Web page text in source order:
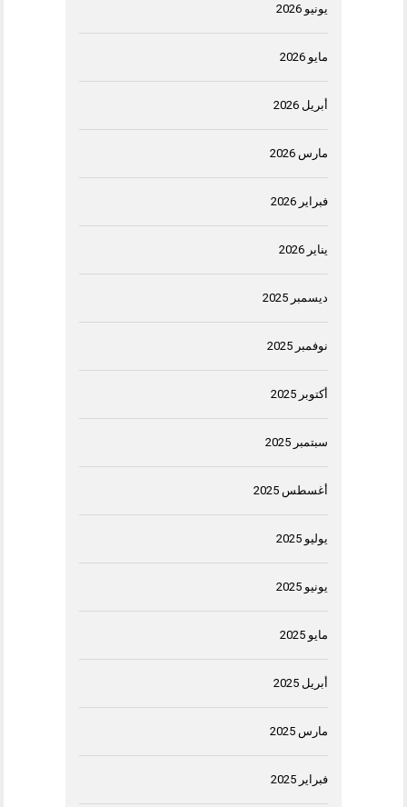
يونيو 2026
مايو 2026
أبريل 2026
مارس 2026
فبراير 2026
يناير 2026
ديسمبر 2025
نوفمبر 2025
أكتوبر 2025
سبتمبر 2025
أغسطس 2025
يوليو 2025
يونيو 2025
مايو 2025
أبريل 2025
مارس 2025
فبراير 2025